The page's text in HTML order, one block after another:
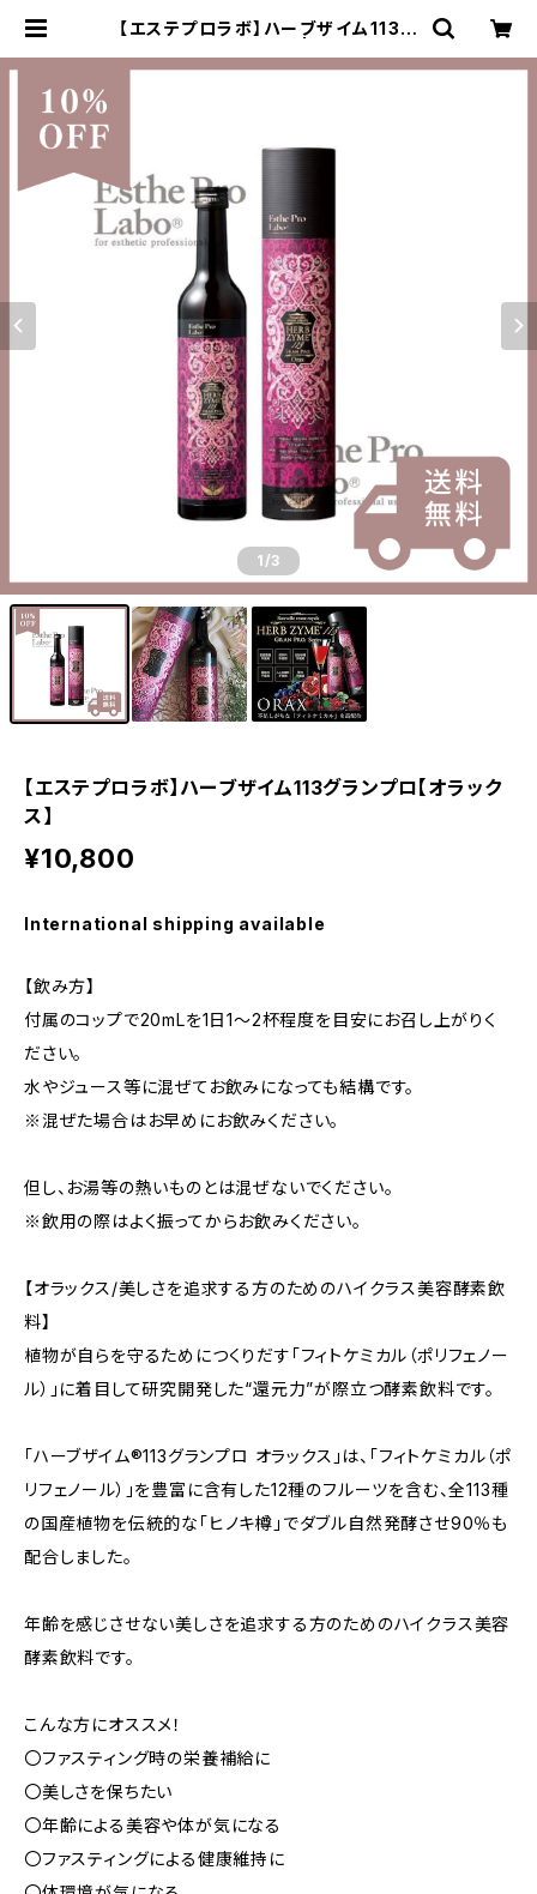
【エステプロラボ】ハーブザイム113グ
門商品サイト SLIMPRO
1 /3
【エステプロラボ】ハーブザイム113グランプロ【オラック
ス】
¥10,800
International shipping available
【飲み方】
付属のコップで20mLを1日1～2杯程度を目安にお召し上がりく
ださい。
水やジュース等に混ぜてお飲みになっても結構です。
※混ぜた場合はお早めにお飲みください。
但し、お湯等の熱いものとは混ぜないでください。
※飲用の際はよく振ってからお飲みください。
【オラックス/美しさを追求する方のためのハイクラス美容酵素飲
料】
植物が自らを守るためにつくりだす「フィトケミカル（ポリフェノー
ル）」に着目して研究開発した“還元力”が際立つ酵素飲料です。
「ハーブザイム®113グランプロ オラックス」は、「フィトケミカル（ポ
リフェノール）」を豊富に含有した12種のフルーツを含む、全113種
の国産植物を伝統的な「ヒノキ樽」でダブル自然発酵させ90％も
配合しました。
年齢を感じさせない美しさを追求する方のためのハイクラス美容
酵素飲料です。
こんな方にオススメ！
〇ファスティング時の栄養補給に
〇美しさを保ちたい
〇年齢による美容や体が気になる
〇ファスティングによる健康維持に